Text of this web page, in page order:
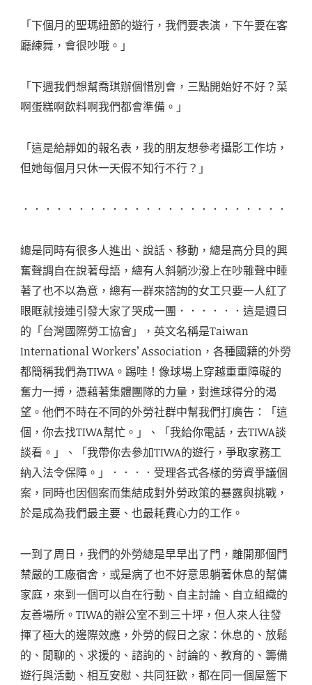
「下個月的聖瑪紐節的遊行，我們要表演，下午要在客
廳練舞，會很吵哦。」
「下週我們想幫喬琪辦個惜別會，三點開始好不好？菜
啊蛋糕啊飲料啊我們都會準備。」
「這是給靜如的報名表，我的朋友想參考攝影工作坊，
但她每個月只休一天假不知行不行？」
．．．．．．．．．．．．．．．．．．．．．．．．
總是同時有很多人進出、說話、移動，總是高分貝的興
奮聲調自在說著母語，總有人斜躺沙潑上在吵雜聲中睡
著了也不以為意，總有一群來諮詢的女工只要一人紅了
眼眶就接連引發大家了哭成一團．．．．．．這是週日
的「台灣國際勞工協會」，英文名稱是Taiwan
International Workers’ Association，各種國籍的外勞
都簡稱我們為TIWA。踢哇！像球場上穿越重重障礙的
奮力一搏，憑藉著集體團隊的力量，對進球得分的渴
望。他們不時在不同的外勞社群中幫我們打廣告：「這
個，你去找TIWA幫忙。」、「我給你電話，去TIWA談
談看。」、「我帶你去參加TIWA的遊行，爭取家務工
納入法令保障。」．．．．受理各式各樣的勞資爭議個
案，同時也因個案而集結成對外勞政策的暴露與挑戰，
於是成為我們最主要、也最耗費心力的工作。
一到了周日，我們的外勞總是早早出了門，離開那個門
禁嚴的工廠宿舍，或是病了也不好意思躺著休息的幫傭
家庭，來到一個可以自在行動、自主討論、自立組織的
友善場所。TIWA的辦公室不到三十坪，但人來人往發
揮了極大的邊際效應，外勞的假日之家：休息的、放鬆
的、閒聊的、求援的、諮詢的、討論的、教育的、籌備
遊行與活動、相互安慰、共同狂歡，都在同一個屋簷下